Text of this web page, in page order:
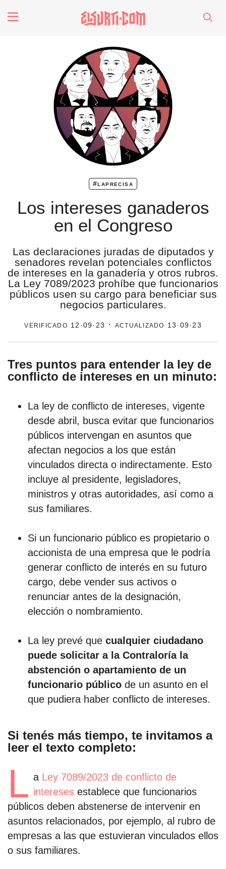
Futuros
Soberanas
Oligarquía
Despacio Sonoro
especiales
invasores vip
escuelas fumigadas
historia de las mujeres
patria contratista
plan del terror
consumo ilustrado
surti impreso
scrolls
timeline
chequeo
descargables
el surti
acerca
#laprecisa
Los intereses ganaderos
en el Congreso
Las declaraciones juradas de diputados y
senadores revelan potenciales conflictos
de intereses en la ganadería y otros rubros.
La Ley 7089/2023 prohíbe que funcionarios
públicos usen su cargo para beneficiar sus
negocios particulares.
verificado 12·09·23 · actualizado 13·09·23
Tres puntos para entender la ley de
conflicto de intereses en un minuto:
La ley de conflicto de intereses, vigente
desde abril, busca evitar que funcionarios
públicos intervengan en asuntos que
afectan negocios a los que están
vinculados directa o indirectamente. Esto
incluye al presidente, legisladores,
ministros y otras autoridades, así como a
sus familiares.
Si un funcionario público es propietario o
accionista de una empresa que le podría
generar conflicto de interés en su futuro
cargo, debe vender sus activos o
renunciar antes de la designación,
elección o nombramiento.
La ley prevé que cualquier ciudadano
puede solicitar a la Contraloría la
abstención o apartamiento de un
funcionario público de un asunto en el
que pudiera haber conflicto de intereses.
Si tenés más tiempo, te invitamos a
leer el texto completo:
L a Ley 7089/2023 de conflicto de
interesesestablece que funcionarios
públicos deben abstenerse de intervenir en
asuntos relacionados, por ejemplo, al rubro de
empresas a las que estuvieran vinculados ellos
o sus familiares.